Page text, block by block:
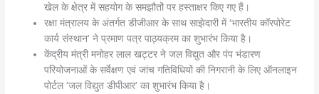
खेल के क्षेत्र में सहयोग के समझौतों पर हस्ताक्षर किए गए हैं।
रक्षा मंत्रालय के अंतर्गत डीजीआर के साथ साझेदारी में ‘भारतीय कॉरपोरेट
कार्य संस्‍थान’ ने प्रमाण पत्र पाठ्यक्रम का शुभारंभ किया है।
केंद्रीय मंत्री मनोहर लाल खट्टर ने जल विद्युत और पंप भंडारण
परियोजनाओं के सर्वेक्षण एवं जांच गतिविधियों की निगरानी के लिए ऑनलाइन
पोर्टल ‘जल विद्युत डीपीआर’ का शुभारंभ किया है।